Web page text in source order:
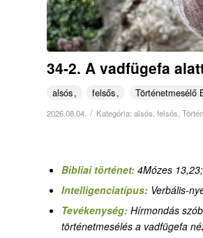
34-2. A vadfügefa
alsós felsős Történetmesélő
2026.08.04. / Kategória: alsós felsős
Bibliai történet: 4Mózes
Intelligenciatípus: Verbális-
Tevékenység: Hírmondás
történetmesélés a vadfügefa